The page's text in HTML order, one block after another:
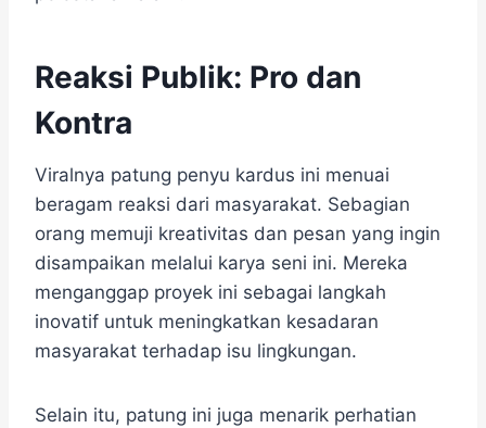
Reaksi Publik: Pro dan
Kontra
Viralnya patung penyu kardus ini menuai
beragam reaksi dari masyarakat. Sebagian
orang memuji kreativitas dan pesan yang ingin
disampaikan melalui karya seni ini. Mereka
menganggap proyek ini sebagai langkah
inovatif untuk meningkatkan kesadaran
masyarakat terhadap isu lingkungan.
Selain itu, patung ini juga menarik perhatian